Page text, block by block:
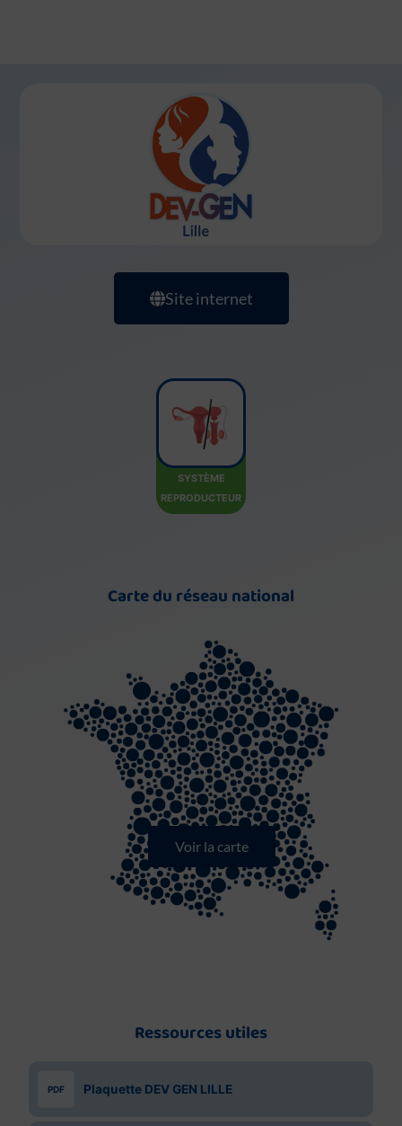
Site internet
SYSTÈME
REPRODUCTEUR
Carte du réseau national
Voir la carte
Ressources utiles
PDF Plaquette DEV GEN LILLE